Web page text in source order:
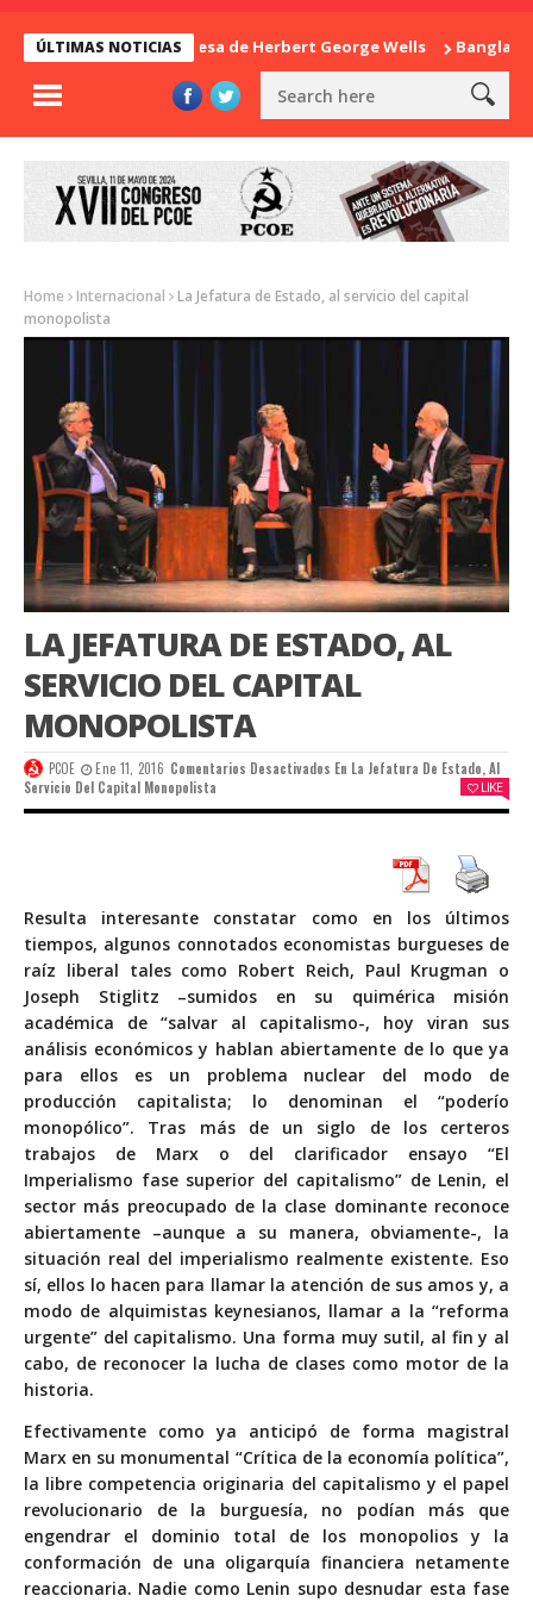
ÚLTIMAS NOTICIAS
La sorpresa de Herbert George Wells Bangladesh:
Home Internacional
La Jefatura de Estado, al servicio del capital
monopolista
LA JEFATURA DE ESTADO, AL
SERVICIO DEL CAPITAL
MONOPOLISTA
PCOE Ene 11, 2016 Comentarios Desactivados En La Jefatura De Estado, Al
Servicio Del Capital Monopolista
LIKE
Resulta interesante constatar como en los últimos
tiempos, algunos connotados economistas burgueses de
raíz liberal tales como Robert Reich, Paul Krugman o
Joseph Stiglitz –sumidos en su quimérica misión
académica de “salvar al capitalismo-, hoy viran sus
análisis económicos y hablan abiertamente de lo que ya
para ellos es un problema nuclear del modo de
producción capitalista; lo denominan el “poderío
monopólico”. Tras más de un siglo de los certeros
trabajos de Marx o del clarificador ensayo “El
Imperialismo fase superior del capitalismo” de Lenin, el
sector más preocupado de la clase dominante reconoce
abiertamente –aunque a su manera, obviamente-, la
situación real del imperialismo realmente existente. Eso
sí, ellos lo hacen para llamar la atención de sus amos y, a
modo de alquimistas keynesianos, llamar a la “reforma
urgente” del capitalismo. Una forma muy sutil, al fin y al
cabo, de reconocer la lucha de clases como motor de la
historia.
Efectivamente como ya anticipó de forma magistral
Marx en su monumental “Crítica de la economía política”,
la libre competencia originaria del capitalismo y el papel
revolucionario de la burguesía, no podían más que
engendrar el dominio total de los monopolios y la
conformación de una oligarquía financiera netamente
reaccionaria. Nadie como Lenin supo desnudar esta fase